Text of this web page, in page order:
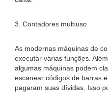
3. Contadores multiuso
As modernas máquinas de
executar várias funções.
algumas máquinas podem
escanear códigos de barras
pagaram suas dívidas. Isso